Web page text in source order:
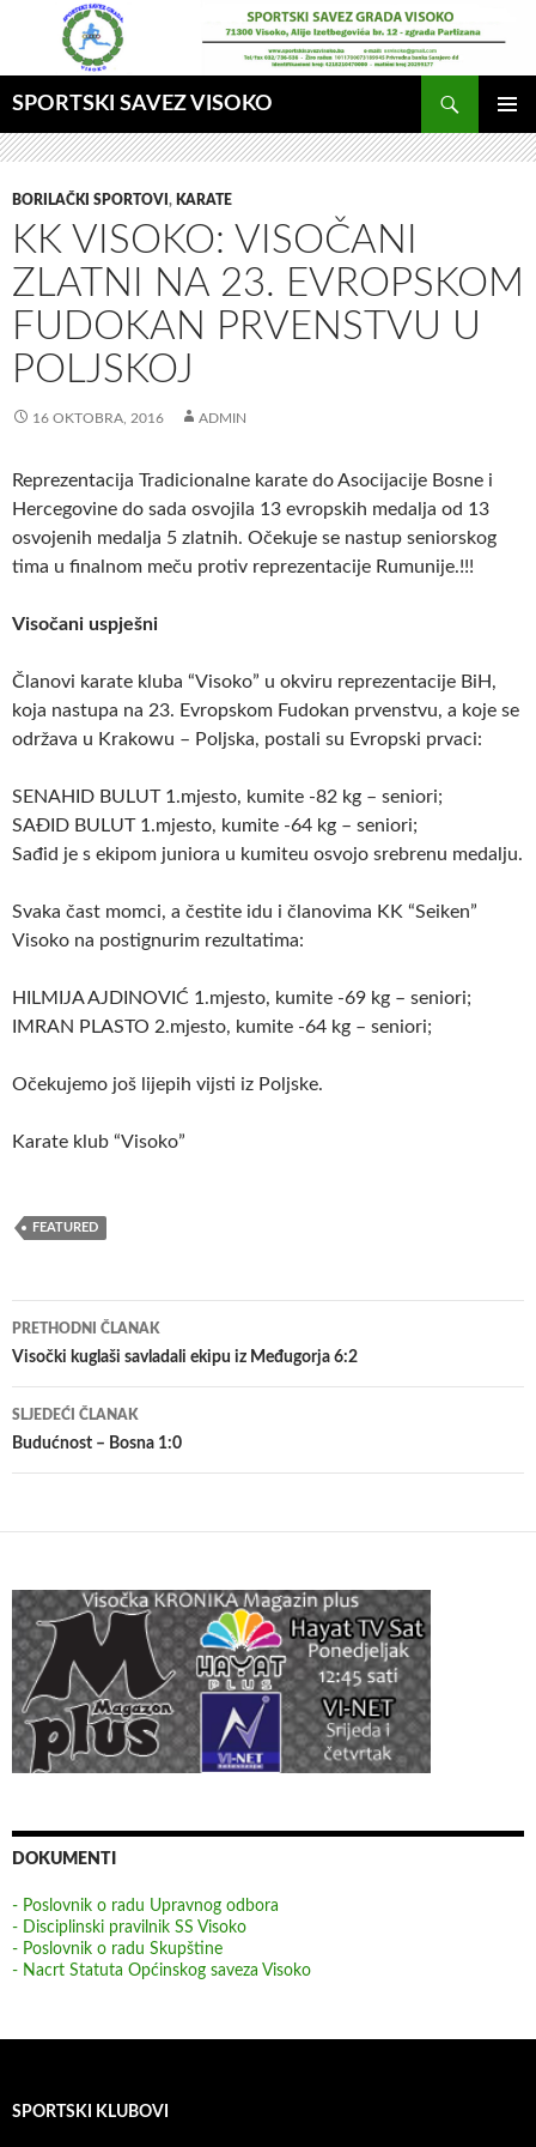
SPORTSKI SAVEZ VISOKO
GLAVNI
MENI
BORILAČKI SPORTOVI , KARATE
KK VISOKO: VISOČANI
ZLATNI NA 23. EVROPSKOM
FUDOKAN PRVENSTVU U
POLJSKOJ
16 OKTOBRA, 2016 ADMIN
Reprezentacija Tradicionalne karate do Asocijacije Bosne i
Hercegovine do sada osvojila 13 evropskih medalja od 13
osvojenih medalja 5 zlatnih. Očekuje se nastup seniorskog
tima u finalnom meču protiv reprezentacije Rumunije.!!!
Visočani uspješni
Članovi karate kluba “Visoko” u okviru reprezentacije BiH,
koja nastupa na 23. Evropskom Fudokan prvenstvu, a koje se
održava u Krakowu – Poljska, postali su Evropski prvaci:
SENAHID BULUT 1.mjesto, kumite -82 kg – seniori;
SAĐID BULUT 1.mjesto, kumite -64 kg – seniori;
Sađid je s ekipom juniora u kumiteu osvojo srebrenu medalju.
Svaka čast momci, a čestite idu i članovima KK “Seiken”
Visoko na postignurim rezultatima:
HILMIJA AJDINOVIĆ 1.mjesto, kumite -69 kg – seniori;
IMRAN PLASTO 2.mjesto, kumite -64 kg – seniori;
Očekujemo još lijepih vijsti iz Poljske.
Karate klub “Visoko”
FEATURED
Navigacija
članaka
PRETHODNI ČLANAK
Visočki kuglaši savladali ekipu iz Međugorja 6:2
SLJEDEĆI ČLANAK
Budućnost – Bosna 1:0
DOKUMENTI
- Poslovnik o radu Upravnog odbora
- Disciplinski pravilnik SS Visoko
- Poslovnik o radu Skupštine
- Nacrt Statuta Općinskog saveza Visoko
SPORTSKI KLUBOVI